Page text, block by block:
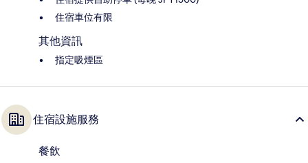
住宿車位有限
其他資訊
指定吸煙區
住宿設施服務
餐飲